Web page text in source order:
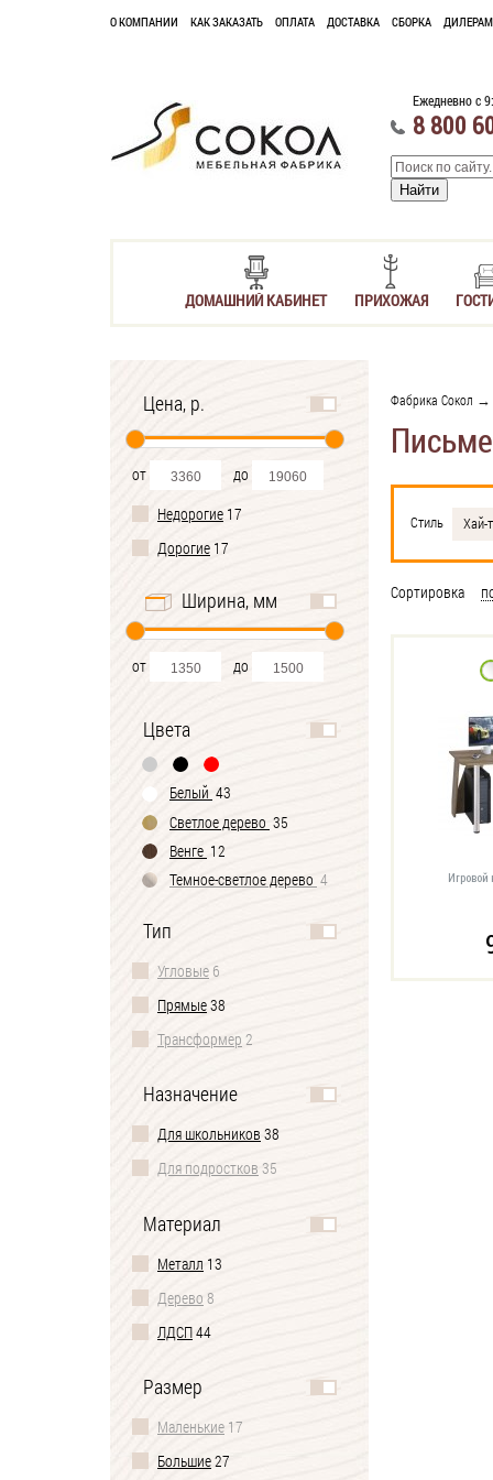
О КОМПАНИИ КАК ЗАКАЗАТЬ ОПЛАТА ДОСТАВКА СБОРКА ДИЛЕРАМ
Ежедневно с
8 800
ДОМАШНИЙ КАБИНЕТ ПРИХОЖАЯ
Цена, р.
от
до
Недорогие 17
Дорогие 17
Ширина, мм
от до
Цвета
Белый 43
Светлое дерево 35
Венге 12
Темное-cветлое дерево 4
Тип
Угловые 6
Прямые38
Трансформер 2
Назначение
Для школьников 38
Для подростков 35
Материал
Металл 13
Дерево 8
ЛДСП44
Размер
Маленькие 17
Большие27
Фабрика Сокол →
Стиль Хай-
Сортировка